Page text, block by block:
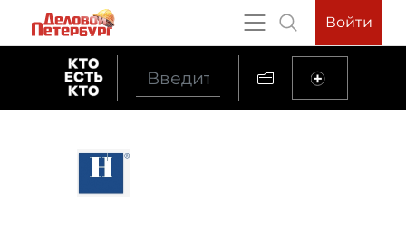
Войти